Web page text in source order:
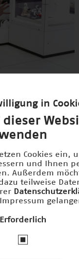
in
dieser
Cookies ein,
und Ihnen
Außerdem
teilweise
Erforderlich